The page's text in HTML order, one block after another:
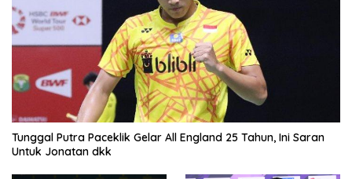
Tunggal Putra Paceklik Gelar All England 25 Tahun, Ini Saran
Untuk Jonatan dkk